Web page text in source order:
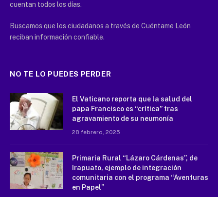
cuentan todos los días.
Buscamos que los ciudadanos a través de Cuéntame León
reciban información confiable.
NO TE LO PUEDES PERDER
El Vaticano reporta que la salud del
papa Francisco es “crítica” tras
agravamiento de su neumonía
28 febrero, 2025
Primaria Rural “Lázaro Cárdenas”, de
Irapuato, ejemplo de integración
comunitaria con el programa “Aventuras
en Papel”